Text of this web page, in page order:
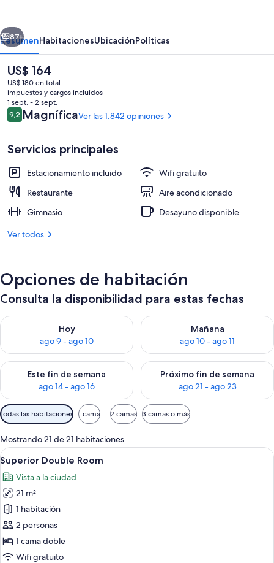
MYEONGDONG
Exterior
Siguiente
87+
ResumenHabitacionesUbicaciónPolíticas
El
precio
actual
es
de
US$ 164
US$ 164
US$ 180 en total
impuestos y cargos incluidos
1 sept. - 2 sept.
Opiniones
9,29,2 de 10
MagníficaVer las 1.842 opiniones
Servicios principales
Estacionamiento incluido
Wifi gratuito
Restaurante
Aire acondicionado
Gimnasio
Desayuno disponible
Ver todos
Opciones de habitación
Consulta la disponibilidad para estas fechas
Hoy
ago 9 - ago 10
Consulta la disponibilidad para hoy ago 9 - ago 10
Mañana
ago 10 - ago 11
Consulta la disponibilidad
Este fin de semana
ago 14 - ago 16
Consulta la disponibilidad para este fin de semana ago 14 -
Próximo fin de semana
ago 21 - ago 23
Consulta la disponibilidad
Filtros
disponibles
para
las
habitaciones
Todas las habitaciones 1 cama 2 camas 3 camas o más
Mostrando 21 de 21 habitaciones
Ver
todas
las
fotos
de
Superior
Double
Room
Una habitación de hotel moderna
7
Superior Double Room
Vista a la ciudad
21 m²
1 habitación
2 personas
1 cama doble
Wifi gratuito